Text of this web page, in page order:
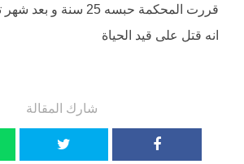
قررت المحكمة حبسه 25
انه قتل على قيد الحياة
شارك المقالة